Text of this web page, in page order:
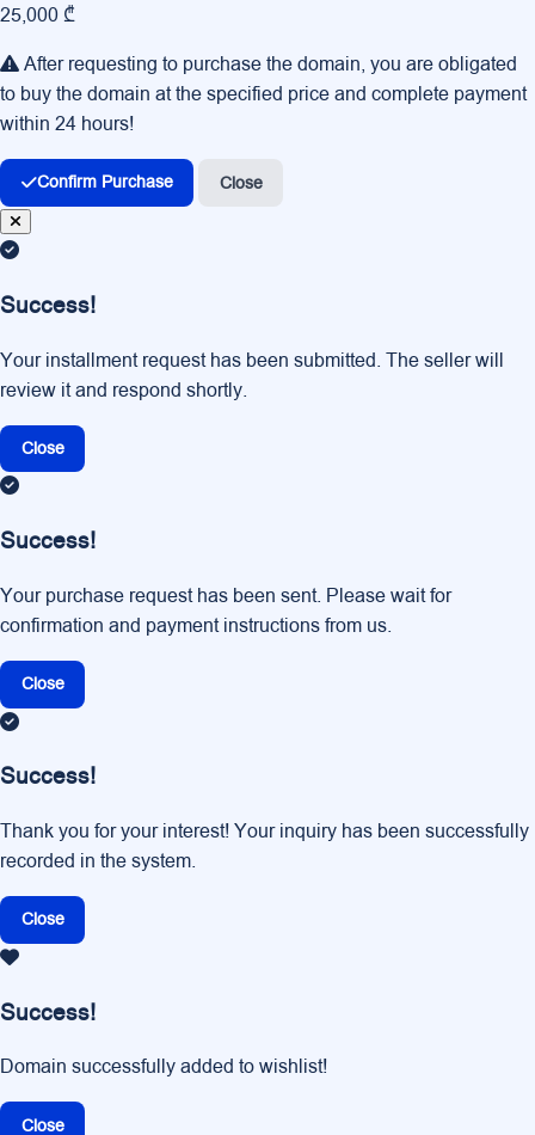
25,000 ₾
After requesting to purchase the domain, you are obligated
to buy the domain at the specified price and complete payment
within 24 hours!
Confirm Purchase Close
Success!
Your installment request has been submitted. The seller will
review it and respond shortly.
Close
Success!
Your purchase request has been sent. Please wait for
confirmation and payment instructions from us.
Close
Success!
Thank you for your interest! Your inquiry has been successfully
recorded in the system.
Close
Success!
Domain successfully added to wishlist!
Close